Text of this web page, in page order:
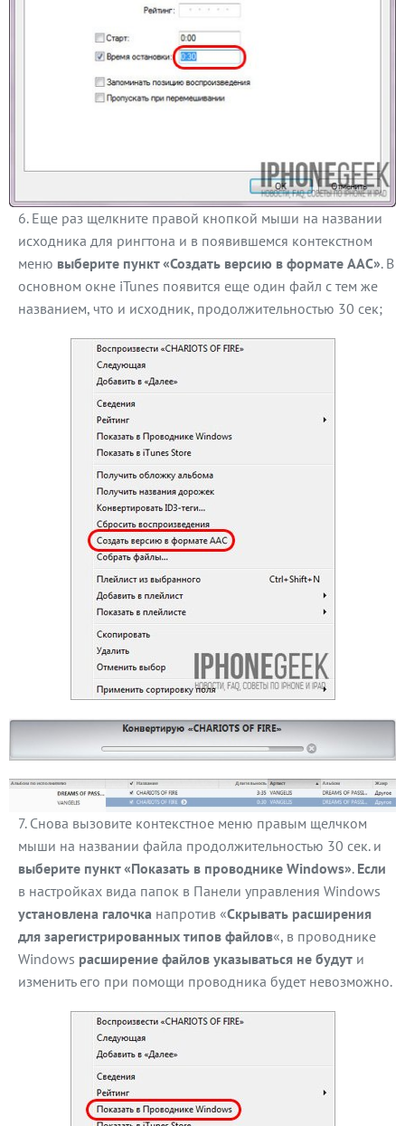
Еще раз щелкните правой кнопкой мыши на названии
исходника для рингтона и в появившемся контекстном
меню выберите пункт «Создать версию в формате AAC». В
основном окне iTunes появится еще один файл с тем же
названием, что и исходник, продолжительностью 30 сек;
Снова вызовите контекстное меню правым щелчком
мыши на названии файла продолжительностью 30 сек. и
выберите пункт «Показать в проводнике Windows». Если
в настройках вида папок в Панели управления Windows
установлена галочка напротив «Скрывать расширения
для зарегистрированных типов файлов«, в проводнике
Windows расширение файлов указываться не будут и
изменить его при помощи проводника будет невозможно.